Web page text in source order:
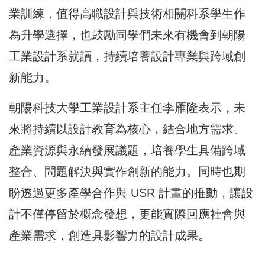
業訓練，值得高職設計與技術相關科系學生作
為升學選擇，也鼓勵同學們未來有機會到朝陽
工業設計系就讀，持續培養設計專業與跨域創
新能力。
朝陽科技大學工業設計系主任李雁隆表示，未
來將持續以設計教育為核心，結合地方需求、
產業資源與永續發展議題，培養學生具備跨域
整合、問題解決與實作創新的能力。同時也期
盼透過更多產學合作與 USR 計畫的推動，讓設
計不僅停留於概念發想，更能實際回應社會與
產業需求，創造具影響力的設計成果。